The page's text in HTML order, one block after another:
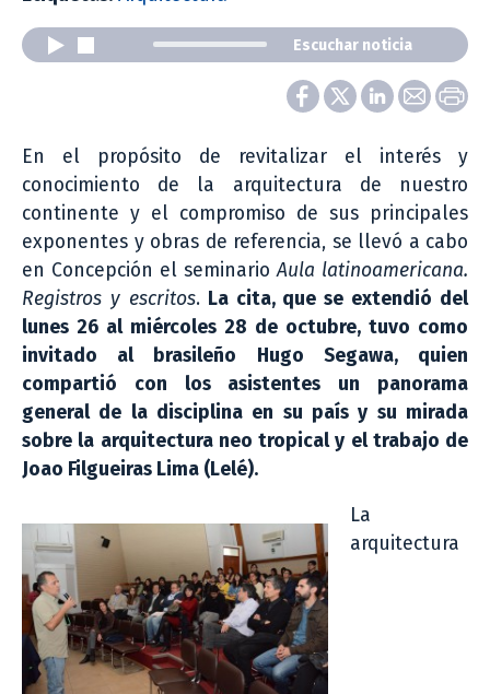
Escuchar noticia
En el propósito de revitalizar el interés y
conocimiento de la arquitectura de nuestro
continente y el compromiso de sus principales
exponentes y obras de referencia, se llevó a cabo
en Concepción el seminarioAula latinoamericana.
Registros y escritos.La cita, que se extendió del
lunes 26 al miércoles 28 de octubre, tuvo como
invitado al brasileño Hugo Segawa, quien
compartió con los asistentes un panorama
general de la disciplina en su país y su mirada
sobre la arquitectura neo tropical y el trabajo de
Joao Filgueiras Lima (Lelé).
La
arquitectura